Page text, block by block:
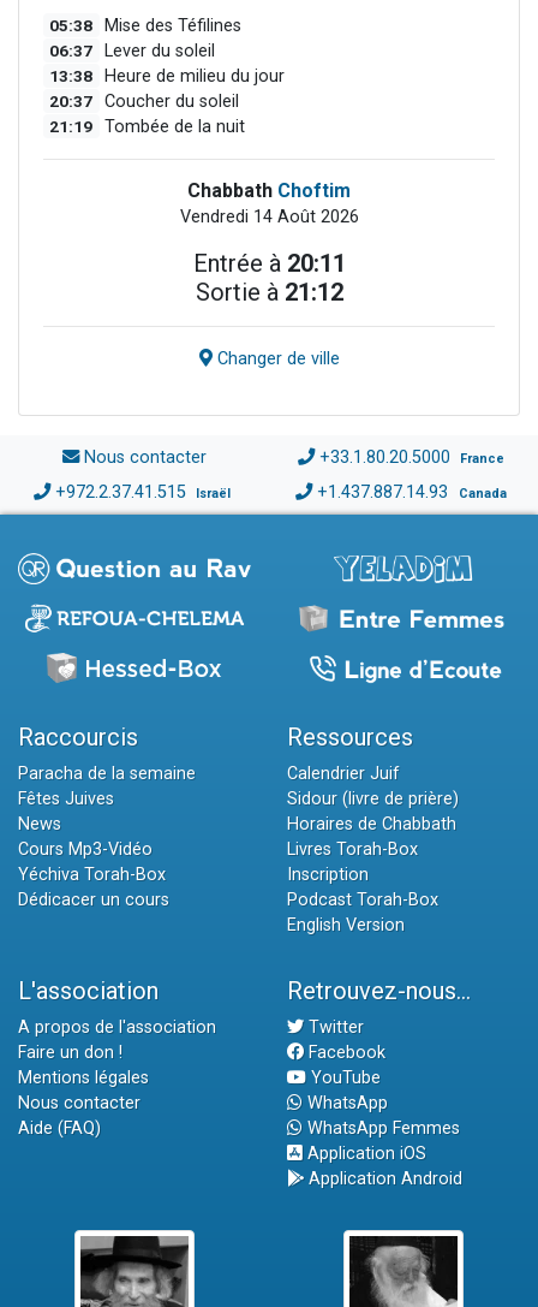
05:38 Mise des Téfilines
06:37 Lever du soleil
13:38 Heure de milieu du jour
20:37 Coucher du soleil
21:19 Tombée de la nuit
Chabbath Choftim
Vendredi 14 Août 2026
Entrée à 20:11
Sortie à 21:12
Changer de ville
Nous contacter +33.1.80.20.5000 France
+972.2.37.41.515 Israël +1.437.887.14.93 Canada
Raccourcis
Paracha de la semaine
Fêtes Juives
News
Cours Mp3-Vidéo
Yéchiva Torah-Box
Dédicacer un cours
Ressources
Calendrier Juif
Sidour (livre de prière)
Horaires de Chabbath
Livres Torah-Box
Inscription
Podcast Torah-Box
English Version
L'association
A propos de l'association
Faire un don !
Mentions légales
Nous contacter
Aide (FAQ)
Retrouvez-nous...
Twitter
Facebook
YouTube
WhatsApp
WhatsApp Femmes
Application iOS
Application Android